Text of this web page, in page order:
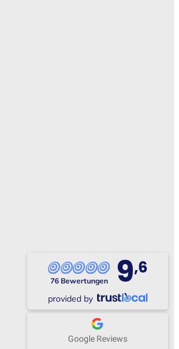
76 Bewertungen 9,6
provided by
Google Reviews